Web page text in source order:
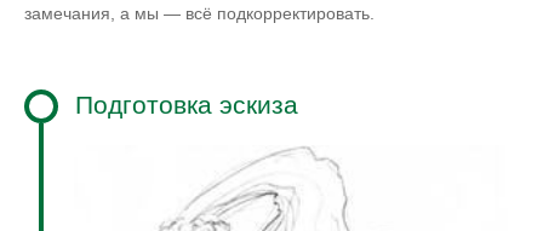
замечания, а мы — всё подкорректировать.
Подготовка эскиза